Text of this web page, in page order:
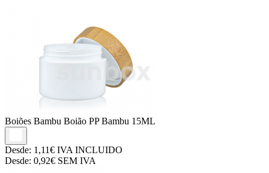
Boiões Bambu Boião PP Bambu 15ML
Desde: 1,11€ IVA INCLUIDO
Desde: 0,92€ SEM IVA